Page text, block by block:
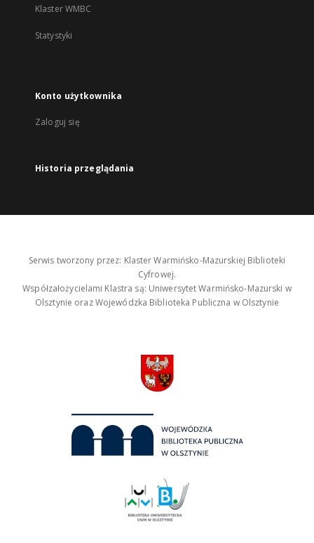
Klaster WMBC
Statystyki
Konto użytkownika
Zaloguj się
Historia przeglądania
Serwis tworzony przez: Klaster Warmińsko-Mazurskiej Biblioteki
Cyfrowej.
Współzałożycielami Klastra są: Uniwersytet Warmińsko-Mazurski w
Olsztynie oraz Wojewódzka Biblioteka Publiczna w Olsztynie